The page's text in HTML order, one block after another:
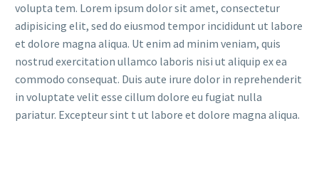
volupta tem. Lorem ipsum dolor sit amet, consectetur
adipisicing elit, sed do eiusmod tempor incididunt ut labore
et dolore magna aliqua. Ut enim ad minim veniam, quis
nostrud exercitation ullamco laboris nisi ut aliquip ex ea
commodo consequat. Duis aute irure dolor in reprehenderit
in voluptate velit esse cillum dolore eu fugiat nulla
pariatur. Excepteur sint t ut labore et dolore magna aliqua.